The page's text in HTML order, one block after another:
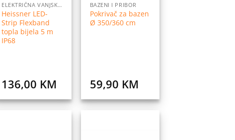
ELEKTRIČNA VANJSKA RASVJETA
Heissner LED-
Strip Flexband
topla bijela 5 m
IP68
136,00 KM
BAZENI I PRIBOR
Pokrivač za bazen
Ø 350/360 cm
59,90 KM